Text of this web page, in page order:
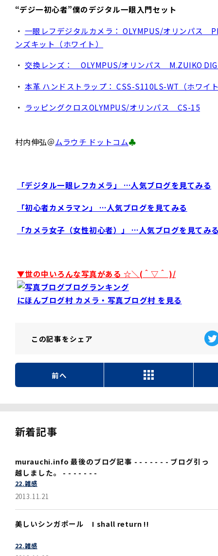
“デジ一初心者”僕のデジタル一眼入門セット
・ 一眼レフデジタルカメラ： OLYMPUS/オリンパス
ンズキット（ホワイト）
・ 交換レンズ： OLYMPUS/オリンパス M.ZUIKO
・ 本革 ハンドストラップ： CSS-S110LS-WT（ホワイ
・ ラッピングクロスOLYMPUS/オリンパス CS-15
村内伸弘＠ムラウチ ドットコム♣
「デジタル一眼レフカメラ」 …人気ブログを見てみる
「初心者カメラマン」 …人気ブログを見てみる
「カメラ女子（女性初心者）」 …人気ブログを見てみ
▼世の中いろんな写真がある ☆＼(＾▽＾ )/
にほんブログ村 カメラ・写真ブログ村 を見る
この記事をシェア
前へ
新着記事
murauchi.info 最後のブログ記事 - - - - - - - ブログ引っ
越しました。 - - - - - - -
22.雑感
2013.11.21
美しいシンガポール I shall return !!
22.雑感